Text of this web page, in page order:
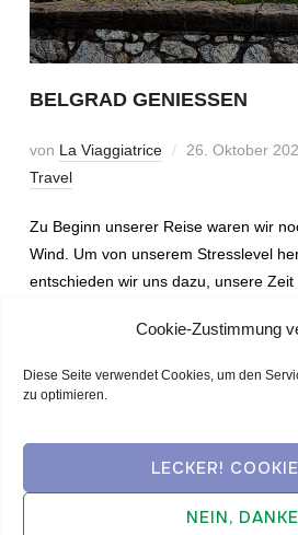
Cookie-Zustimmung
Diese Seite verwendet Cookies, um den
zu optimieren.
LECKER!
NEIN,
BELGRAD GENIESSEN
von La Viaggiatrice 26. Oktober
Travel
Zu Beginn unserer Reise waren wir
Wind. Um von unserem Stresslevel
entschieden wir uns dazu, unsere Zeit
WEITERLESEN